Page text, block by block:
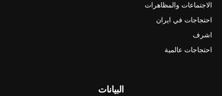
الاجتماعات والمظاهرات
احتجاجات في ايران
اشرف
احتجاجات عالمية
البيانات